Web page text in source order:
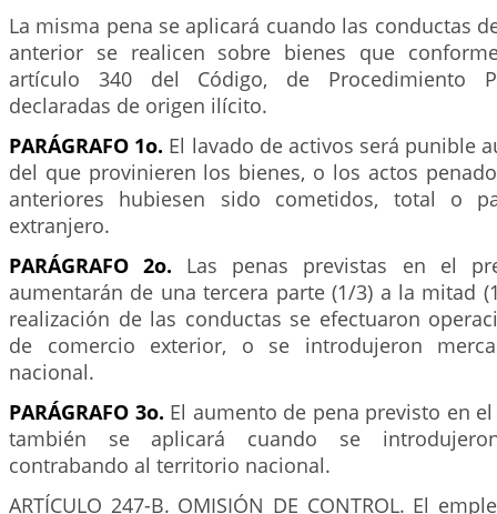
La misma pena se aplicará cuando las conductas
anterior se realicen sobre bienes que
artículo 340 del Código, de Procedimiento
declaradas de origen ilícito.
PARÁGRAFO 1o. El lavado de activos será punible
del que provinieren los bienes, o los actos
anteriores hubiesen sido cometidos, total o
extranjero.
PARÁGRAFO 2o. Las penas previstas en el
aumentarán de una tercera parte (1/3) a la mitad
realización de las conductas se efectuaron
de comercio exterior, o se introdujeron
nacional.
PARÁGRAFO 3o. El aumento de pena previsto en
también se aplicará cuando se
contrabando al territorio nacional.
ARTÍCULO 247-B. OMISIÓN DE CONTROL. El